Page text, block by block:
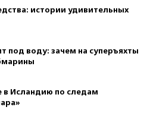
истории удивительных
под воду: зачем на суперъяхты
в Исландию по следам